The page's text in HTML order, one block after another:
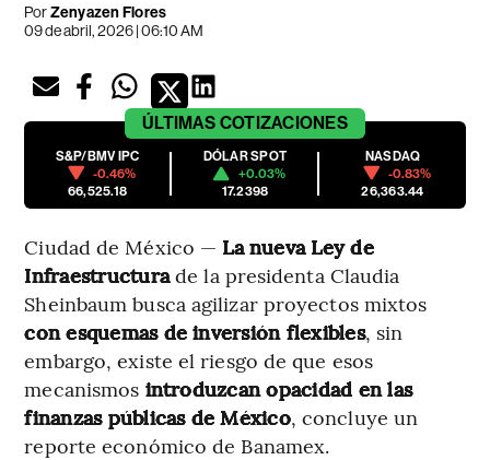
PorZenyazen Flores
09 de abril, 2026 | 06:10 AM
ÚLTIMAS COTIZACIONES
S&P/BMV IPC
-0.46%
66,525.18
DÓLAR SPOT
+0.03%
17.2398
NASDAQ
-0.83%
26,363.44
Ciudad de México — La nueva Ley de
Infraestructurade la presidenta Claudia
Sheinbaum busca agilizar proyectos mixtos
con esquemas de inversión flexibles, sin
embargo, existe el riesgo de que esos
mecanismos introduzcan opacidad en las
finanzas públicas de México, concluye un
reporte económico de Banamex.